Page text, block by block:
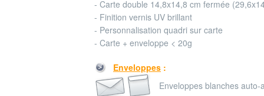
- Carte double 14,8x14,8 cm fermée
- Finition vernis UV brillant
- Personnalisation quadri sur carte
- Carte + enveloppe < 20g
Enveloppes :
Enveloppes blanches auto-